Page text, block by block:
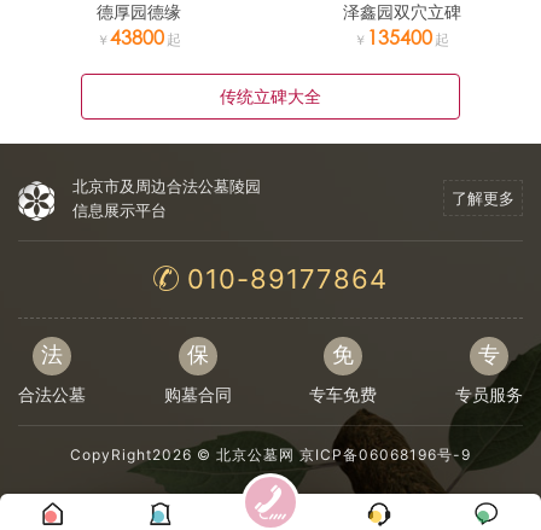
德厚园德缘
43800
泽鑫园双穴立碑
135400
传统立碑大全
北京市及周边合法公墓陵园
信息展示平台
了解更多
010-89177864
法
合法公墓
保
购墓合同
免
专车免费
专
专员服务
CopyRight2026 © 北京公墓网 京ICP备06068196号-9